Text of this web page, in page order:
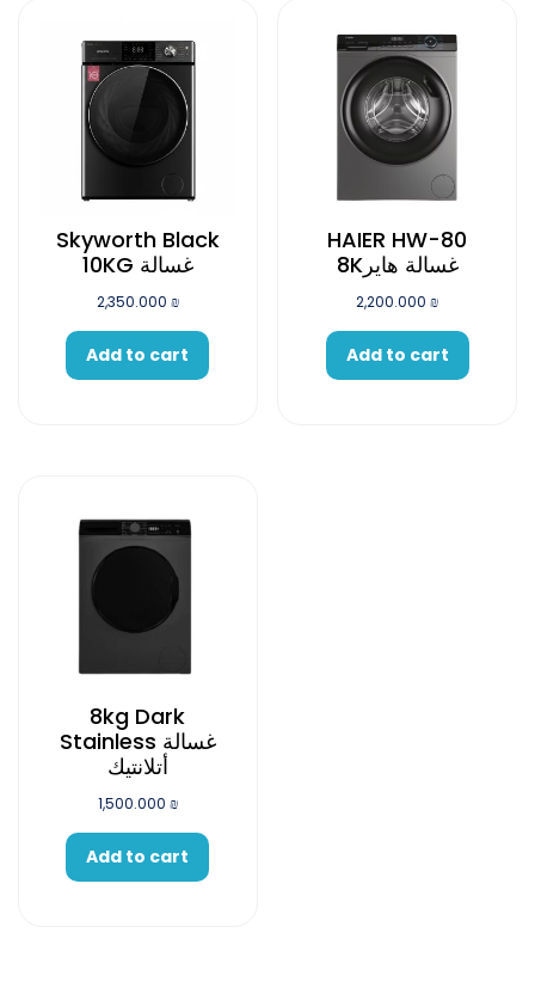
Skyworth Black
10KG غسالة
2,350.000 ₪
Add to cart
HAIER HW-80
8Kغسالة هاير
2,200.000₪
Add to cart
8kg Dark
Stainless غسالة
أتلانتيك
1,500.000 ₪
Add to cart